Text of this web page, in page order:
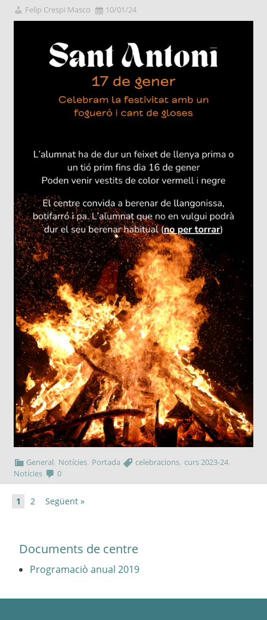
Felip Crespi Masco 10/01/24
General Notícies Portada celebracions ,curs 2023-24
Notícies 0
1 2 Següent »
Documents de centre
Programaciò anual 2019